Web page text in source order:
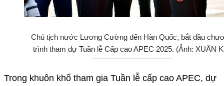
Chủ tịch nước Lương Cường đến Hàn Quốc, bắt đầu
trình tham dự Tuần lễ Cấp cao APEC 2025. (Ảnh: XUÂN
Trong khuôn khổ tham gia Tuần lễ cấp cao APEC, dự